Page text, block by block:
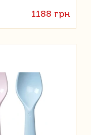
1188 грн